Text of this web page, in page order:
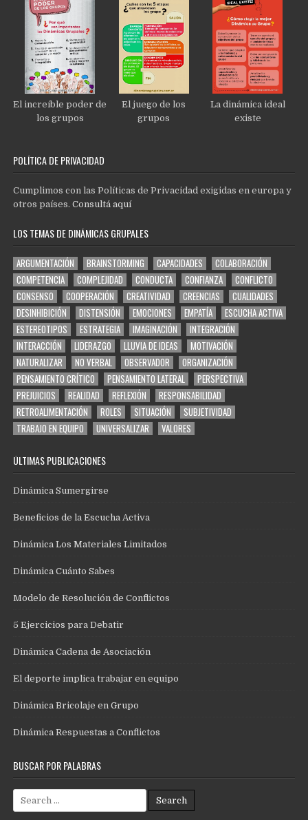
El increíble poder de
los grupos
El juego de los
grupos
La dinámica ideal
existe
POLÍTICA DE PRIVACIDAD
Cumplimos con las Políticas de Privacidad exigidas en europa y
otros países.Consultá aquí
LOS TEMAS DE DINÁMICAS GRUPALES
ARGUMENTACIÓN BRAINSTORMING CAPACIDADES
COLABORACIÓN
COMPETENCIA
COMPLEJIDAD CONDUCTA CONFIANZA
CONFLICTO
CONSENSO
COOPERACIÓN CREATIVIDAD CREENCIAS
CUALIDADES
DESINHIBICIÓN
DISTENSIÓN EMOCIONES EMPATÍA
ESCUCHA ACTIVA
ESTEREOTIPOS
ESTRATEGIA IMAGINACIÓN
INTEGRACIÓN
INTERACCIÓN
LIDERAZGO LLUVIA DE IDEAS
MOTIVACIÓN
NATURALIZAR
NO VERBAL OBSERVADOR
ORGANIZACIÓN
PENSAMIENTO CRÍTICO
PENSAMIENTO LATERAL
PERSPECTIVA
PREJUICIOS
REALIDAD REFLEXIÓN
RESPONSABILIDAD
RETROALIMENTACIÓN
ROLES SITUACIÓN
SUBJETIVIDAD
TRABAJO EN EQUIPO
UNIVERSALIZAR VALORES
ÚLTIMAS PUBLICACIONES
Dinámica Sumergirse
Beneficios de la Escucha Activa
Dinámica Los Materiales Limitados
Dinámica Cuánto Sabes
Modelo de Resolución de Conflictos
5 Ejercicios para Debatir
Dinámica Cadena de Asociación
El deporte implica trabajar en equipo
Dinámica Bricolaje en Grupo
Dinámica Respuestas a Conflictos
BUSCAR POR PALABRAS
Search
for: